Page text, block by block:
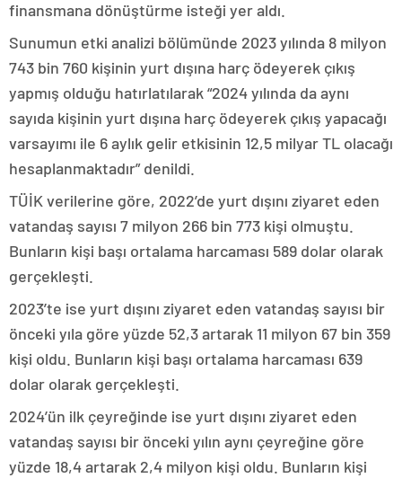
finansmana dönüştürme isteği yer aldı.
Sunumun etki analizi bölümünde 2023 yılında 8 milyon
743 bin 760 kişinin yurt dışına harç ödeyerek çıkış
yapmış olduğu hatırlatılarak “2024 yılında da aynı
sayıda kişinin yurt dışına harç ödeyerek çıkış yapacağı
varsayımı ile 6 aylık gelir etkisinin 12,5 milyar TL olacağı
hesaplanmaktadır” denildi.
TÜİK verilerine göre, 2022’de yurt dışını ziyaret eden
vatandaş sayısı 7 milyon 266 bin 773 kişi olmuştu.
Bunların kişi başı ortalama harcaması 589 dolar olarak
gerçekleşti.
2023’te ise yurt dışını ziyaret eden vatandaş sayısı bir
önceki yıla göre yüzde 52,3 artarak 11 milyon 67 bin 359
kişi oldu. Bunların kişi başı ortalama harcaması 639
dolar olarak gerçekleşti.
2024’ün ilk çeyreğinde ise yurt dışını ziyaret eden
vatandaş sayısı bir önceki yılın aynı çeyreğine göre
yüzde 18,4 artarak 2,4 milyon kişi oldu. Bunların kişi